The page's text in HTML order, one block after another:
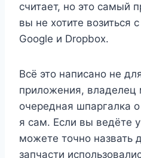
считает, но это самый
вы не хотите возиться
Google и Dropbox.
Всё это написано не
приложения, владелец
очередная шпаргалка
я сам. Если вы ведёте
можете точно назвать
запчасти